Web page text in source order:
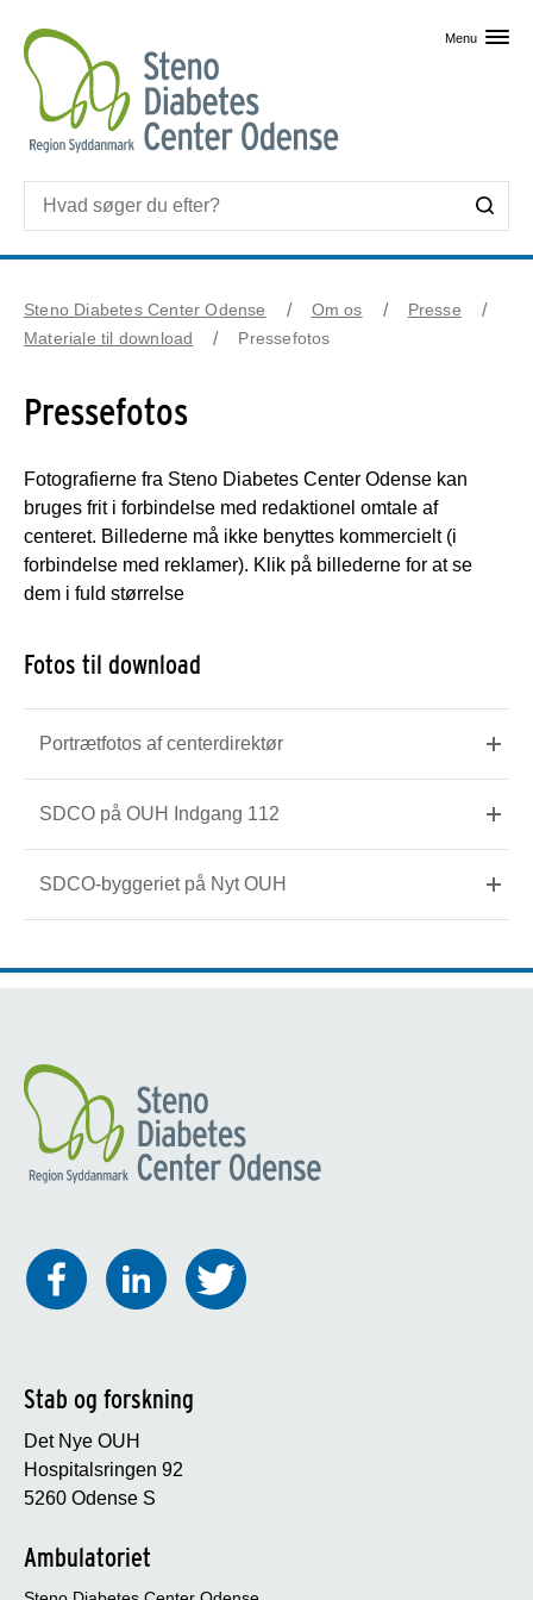
Menu
Steno Diabetes Center Odense Om os
Presse
Materiale til download
Pressefotos
Pressefotos
Fotografierne fra Steno Diabetes Center Odense kan
bruges frit i forbindelse med redaktionel omtale af
centeret. Billederne må ikke benyttes kommercielt (i
forbindelse med reklamer). Klik på billederne for at se
dem i fuld størrelse
Fotos til download
Portrætfotos af centerdirektør
SDCO på OUH Indgang 112
SDCO-byggeriet på Nyt OUH
Stab og forskning
Det Nye OUH
Hospitalsringen 92
5260 Odense S
Ambulatoriet